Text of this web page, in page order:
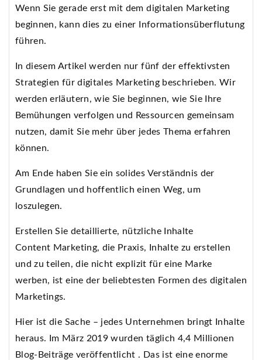
Wenn Sie gerade erst mit dem digitalen Marketing
beginnen, kann dies zu einer Informationsüberflutung
führen.
In diesem Artikel werden nur fünf der effektivsten
Strategien für digitales Marketing beschrieben. Wir
werden erläutern, wie Sie beginnen, wie Sie Ihre
Bemühungen verfolgen und Ressourcen gemeinsam
nutzen, damit Sie mehr über jedes Thema erfahren
können.
Am Ende haben Sie ein solides Verständnis der
Grundlagen und hoffentlich einen Weg, um
loszulegen.
Erstellen Sie detaillierte, nützliche Inhalte
Content Marketing, die Praxis, Inhalte zu erstellen
und zu teilen, die nicht explizit für eine Marke
werben, ist eine der beliebtesten Formen des digitalen
Marketings.
Hier ist die Sache – jedes Unternehmen bringt Inhalte
heraus. Im März 2019 wurden täglich 4,4 Millionen
Blog-Beiträge veröffentlicht . Das ist eine enorme